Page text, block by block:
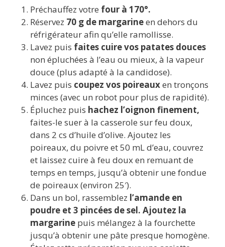
Préchauffez votre four à 170°.
Réservez 70 g de margarineen dehors du
réfrigérateur afin qu’elle ramollisse.
Lavez puis faites cuire vos patates douces
non épluchées à l’eau ou mieux, à la vapeur
douce (plus adapté à la candidose).
Lavez puis coupez vos poireauxen tronçons
minces (avec un robot pour plus de rapidité).
Épluchez puis hachez l’oignon finement,
faites-le suer à la casserole sur feu doux,
dans 2 cs d’huile d’olive. Ajoutez les
poireaux, du poivre et 50 mL d’eau, couvrez
et laissez cuire à feu doux en remuant de
temps en temps, jusqu’à obtenir une fondue
de poireaux (environ 25′).
Dans un bol, rassemblez l’amande en
poudre et 3 pincées de sel. Ajoutez la
margarine puis mélangez à la fourchette
jusqu’à obtenir une pâte presque homogène.